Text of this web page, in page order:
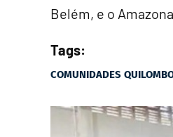
Belém, e o
Tags:
COMUNIDADES